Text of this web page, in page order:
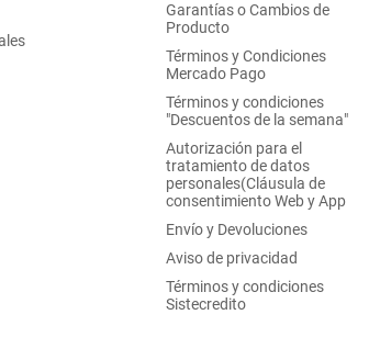
Garantías o Cambios de
Producto
Términos y Condiciones
Mercado Pago
Términos y condiciones
"Descuentos de la semana"
Autorización para el
tratamiento de datos
personales(Cláusula de
consentimiento Web y App
Envío y Devoluciones
Aviso de privacidad
Términos y condiciones
Sistecredito